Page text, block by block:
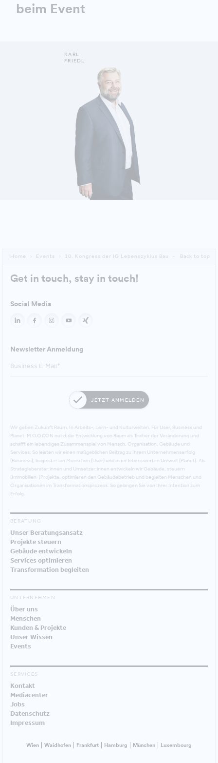
beim Event
DETAILS ANZEIGEN
KARL
FRIEDL
Home Events 10. Kongress der IG Lebenszyklus Bau Back to top
Get in touch, stay in touch!
Social Media
Newsletter Anmeldung
JETZT ANMELDEN
Wir geben Zukunft Raum. In Arbeits-, Lern- und Kulturwelten. Für User, Business und
Planet. M.O.O.CON nutzt die Entwicklung von Raum als Treiber der Veränderung und
schafft ein lebendiges Zusammenspiel von Mensch, Organisation, Gebäude und
Services. So leisten wir einen maßgeblichen Beitrag zu Ihrem Unternehmenserfolg
(Business), begeisterten Menschen (User) und einer lebenswerten Umwelt (Planet). Als
Strategieberater:innen und Umsetzer:innen entwickeln wir Gebäude, steuern
(Immobilien-)Projekte, optimieren den Gebäudebetrieb und begleiten Menschen und
Organisationen im Transformationsprozess. So gelangen Sie von Ihrer Intention zum
Erfolg.
BERATUNG
Unser Beratungsansatz
Projekte steuern
Gebäude entwickeln
Services optimieren
Transformation begleiten
UNTERNEHMEN
Über uns
Menschen
Kunden & Projekte
Unser Wissen
Events
SERVICES
Kontakt
Mediacenter
Jobs
Datenschutz
Impressum
Wien Waidhofen Frankfurt Hamburg München Luxembourg